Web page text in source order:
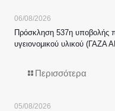
06/08/2026
Πρόσκληση 537η υποβολής
υγειονομικού υλικού
Περισσότερα
05/08/2026